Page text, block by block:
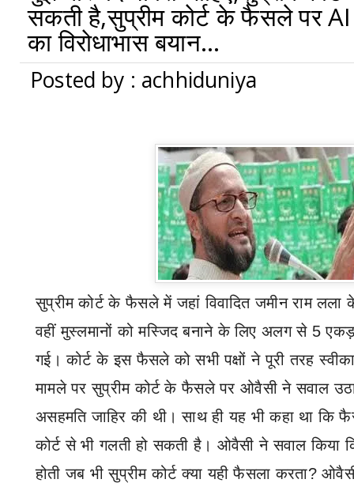
सकती है,सुप्रीम कोर्ट के फैसले पर
का विरोधाभास बयान…
Posted by : achhiduniya
सुप्रीम कोर्ट के फैसले में जहां विवादित जमीन राम लला
वहीं मुस्लमानों को मस्जिद बनाने के लिए अलग से 5
गई। कोर्ट के इस फैसले को सभी पक्षों ने पूरी तरह
मामले पर सुप्रीम कोर्ट के फैसले पर ओवैसी ने सवाल
असहमति जाहिर की थी। साथ ही यह भी कहा था कि
कोर्ट से भी गलती हो सकती है। ओवैसी ने सवाल किया
होती जब भी सुप्रीम कोर्ट क्या यही फैसला करता?